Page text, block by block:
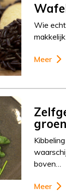
Wie
Meer
boven…
Meer